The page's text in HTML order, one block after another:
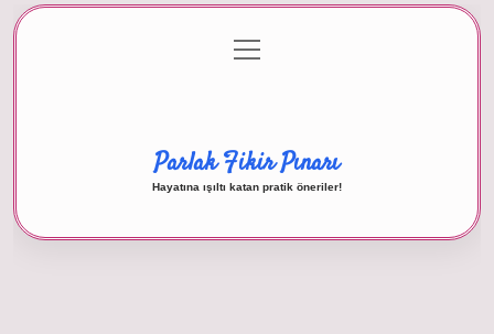
Gizlilik Politikası
menüyü
aç
Parlak Fikir Pınarı
Hayatına ışıltı katan pratik öneriler!